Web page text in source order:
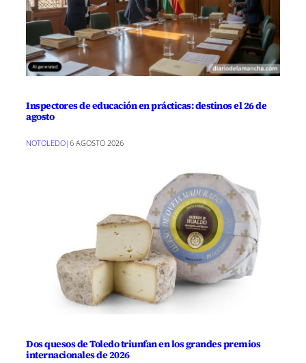
Inspectores de educación en prácticas: destinos el 26 de
agosto
NOTOLEDO|6 AGOSTO 2026
Dos quesos de Toledo triunfan en los grandes premios
internacionales de 2026